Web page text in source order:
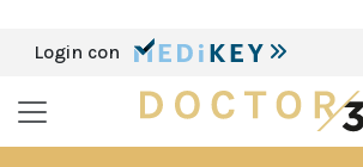
Login con